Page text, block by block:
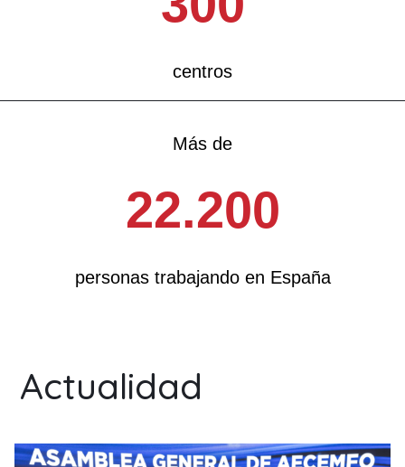
centros
Más de
22.200
personas trabajando en España
Actualidad